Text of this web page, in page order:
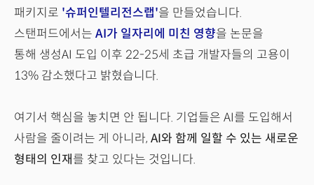
패키지로 '슈퍼인텔리전스랩'을 만들었습니다.
스탠퍼드에서는 AI가 일자리에 미친 영향을 논문을
통해 생성AI 도입 이후 22-25세 초급 개발자들의 고용이
13% 감소했다고 밝혔습니다.
여기서 핵심을 놓치면 안 됩니다. 기업들은 AI를 도입해서
사람을 줄이려는 게 아니라, AI와 함께 일할 수 있는 새로운
형태의 인재를 찾고 있다는 것입니다.